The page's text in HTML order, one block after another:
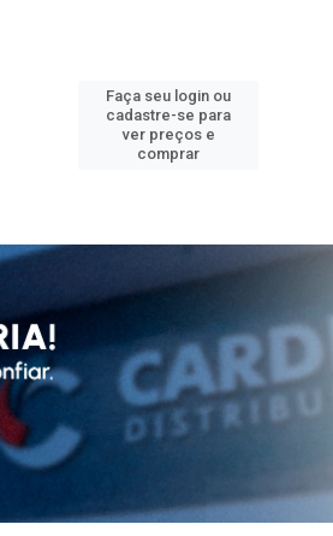
Faça seu login ou
cadastre-se para
ver preços e
comprar